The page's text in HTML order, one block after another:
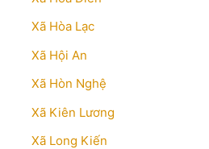
Xã Hòa Lạc
Xã Hội An
Xã Hòn Nghệ
Xã Kiên Lương
Xã Long Kiến